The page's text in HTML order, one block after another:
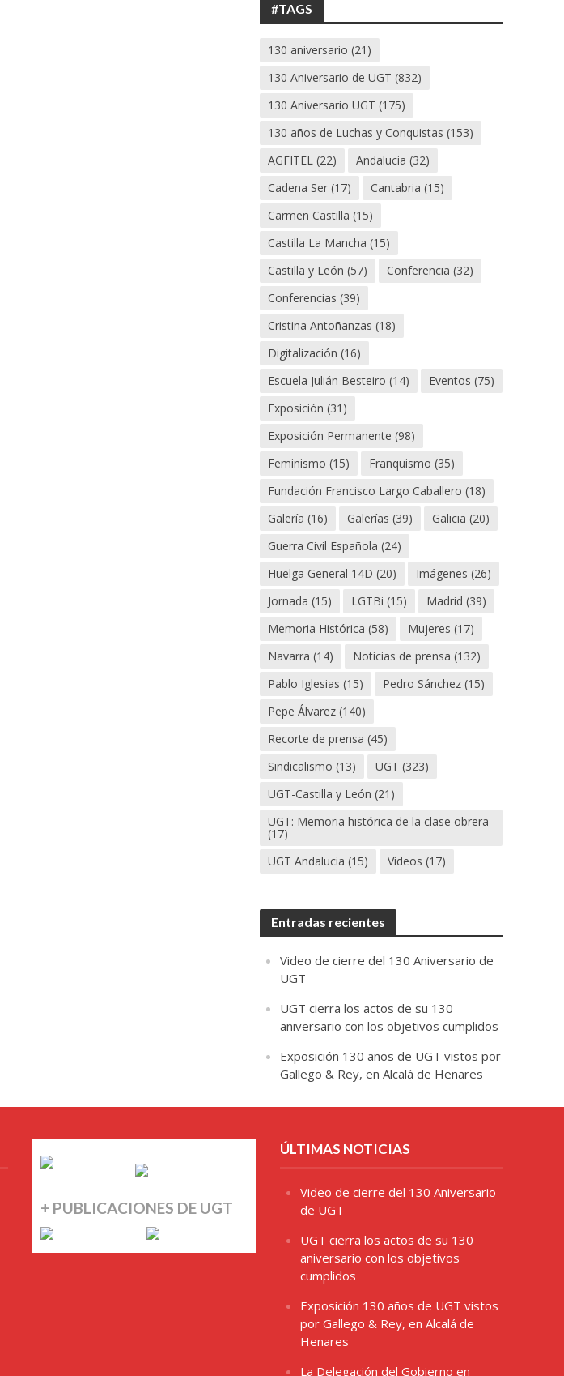
#TAGS
130 aniversario (21)
130 Aniversario de UGT (832)
130 Aniversario UGT (175)
130 años de Luchas y Conquistas (153)
AGFITEL (22) Andalucia (32)
Cadena Ser (17) Cantabria (15)
Carmen Castilla (15)
Castilla La Mancha (15)
Castilla y León (57) Conferencia (32)
Conferencias (39)
Cristina Antoñanzas (18)
Digitalización (16)
Escuela Julián Besteiro (14) Eventos (75)
Exposición (31)
Exposición Permanente (98)
Feminismo (15) Franquismo (35)
Fundación Francisco Largo Caballero (18)
Galería (16) Galerías (39) Galicia (20)
Guerra Civil Española (24)
Huelga General 14D (20) Imágenes (26)
Jornada (15) LGTBi (15) Madrid (39)
Memoria Histórica (58) Mujeres (17)
Navarra (14) Noticias de prensa (132)
Pablo Iglesias (15) Pedro Sánchez (15)
Pepe Álvarez (140)
Recorte de prensa (45)
Sindicalismo (13) UGT (323)
UGT-Castilla y León (21)
UGT: Memoria histórica de la clase obrera
(17)
UGT Andalucia (15) Videos (17)
Entradas recientes
Video de cierre del 130 Aniversario de
UGT
UGT cierra los actos de su 130
aniversario con los objetivos cumplidos
Exposición 130 años de UGT vistos por
Gallego & Rey, en Alcalá de Henares
+ PUBLICACIONES DE UGT
ÚLTIMAS NOTICIAS
Video de cierre del 130 Aniversario
de UGT
UGT cierra los actos de su 130
aniversario con los objetivos
cumplidos
Exposición 130 años de UGT vistos
por Gallego & Rey, en Alcalá de
Henares
La Delegación del Gobierno en